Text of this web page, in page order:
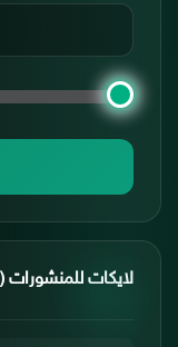
لايكات للمنشورات